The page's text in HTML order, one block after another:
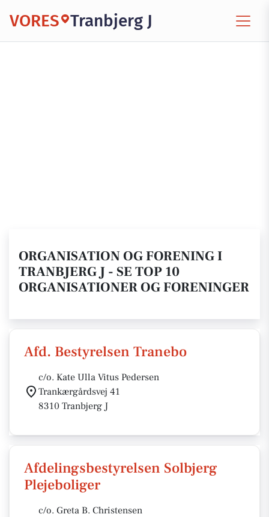
VORES Tranbjerg J
ORGANISATION OG FORENING I
TRANBJERG J - SE TOP 10
ORGANISATIONER OG FORENINGER
Afd. Bestyrelsen Tranebo
c/o. Kate Ulla Vitus Pedersen
Trankærgårdsvej 41
8310 Tranbjerg J
Afdelingsbestyrelsen Solbjerg
Plejeboliger
c/o. Greta B. Christensen